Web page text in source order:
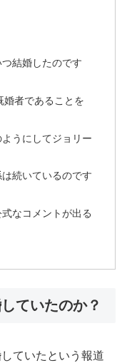
結婚したのです
婚者であることを
うにしてジョリー
続いているのです
なコメントが出る
ていたのか？
ていたという報道